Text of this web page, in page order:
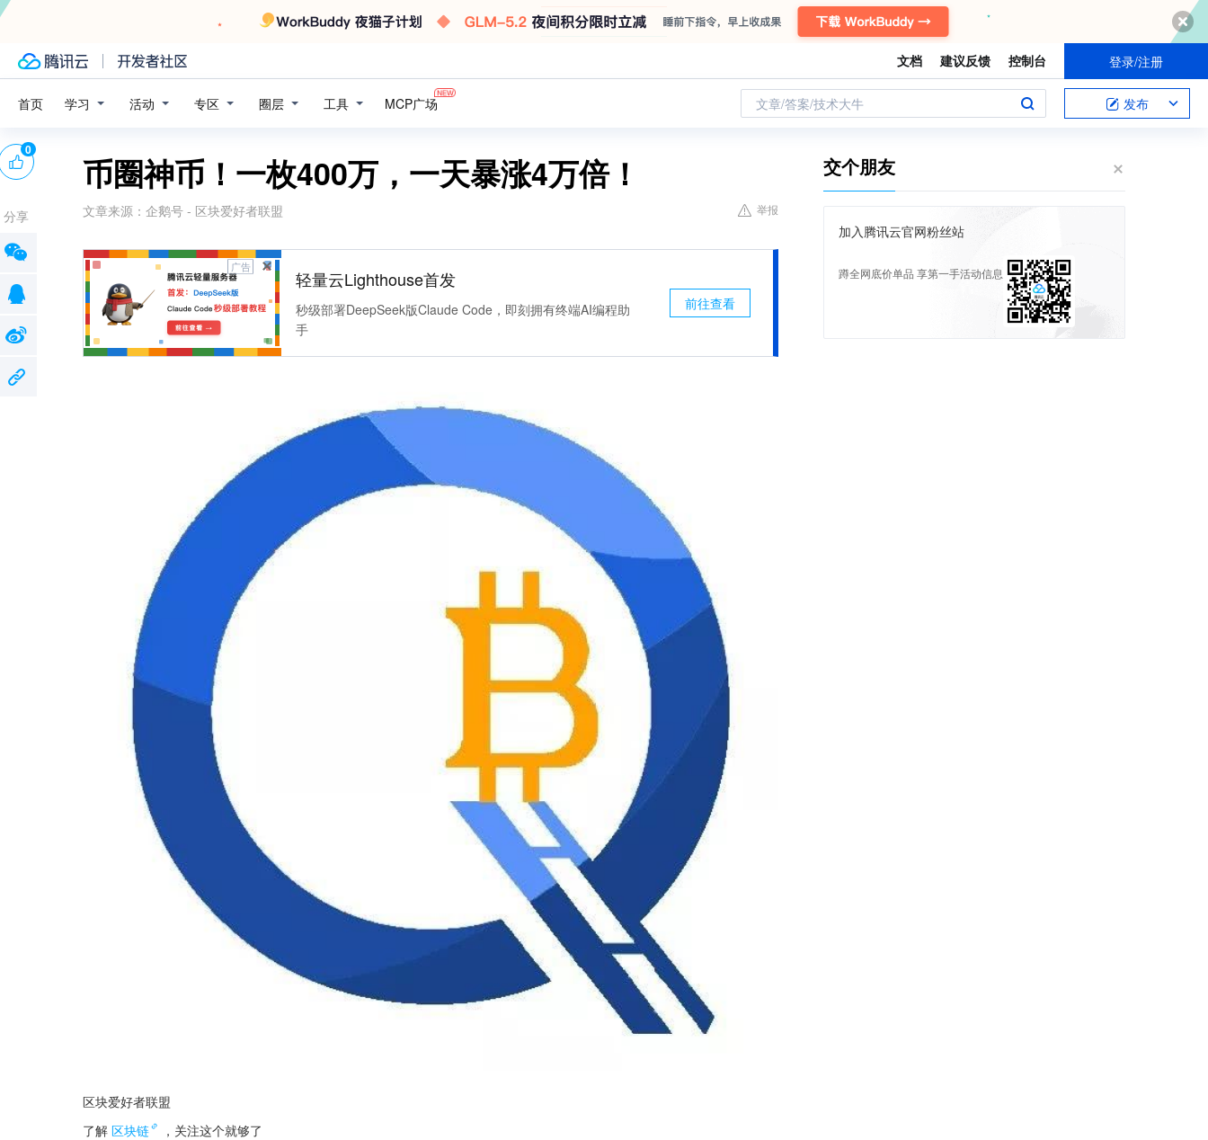
文档 建议反馈 控制台 登录/注册
首页 学习 活动 专区 圈层 工具 MCP广场 文章/答案/技术大牛 发布
币圈神币！一枚400万，一天暴涨4万倍！
文章来源： 企鹅号 - 区块爱好者联盟 举报
广告
轻量云Lighthouse首发
秒级部署DeepSeek版Claude Code，即刻拥有终端AI编程助
手
前往查看
区块爱好者联盟
了解 区块链
，关注这个就够了
0
分享
交个朋友
加入腾讯云官网粉丝站
蹲全网底价单品 享第一手活动信息